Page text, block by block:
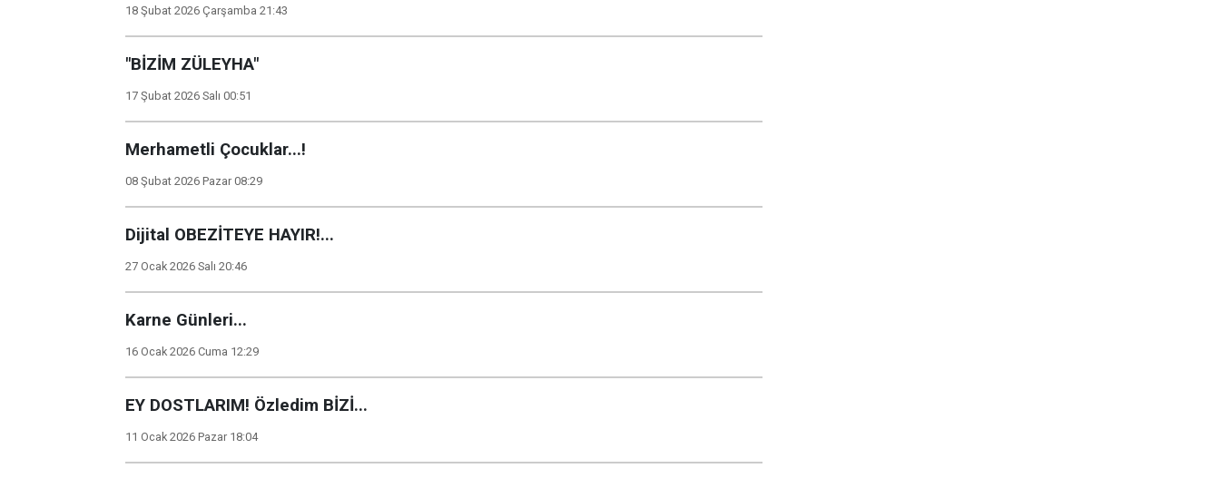
18 Şubat 2026 Çarşamba 21:43
"BİZİM ZÜLEYHA"
17 Şubat 2026 Salı 00:51
Merhametli Çocuklar...!
08 Şubat 2026 Pazar 08:29
Dijital OBEZİTEYE HAYIR!...
27 Ocak 2026 Salı 20:46
Karne Günleri...
16 Ocak 2026 Cuma 12:29
EY DOSTLARIM! Özledim BİZİ...
11 Ocak 2026 Pazar 18:04